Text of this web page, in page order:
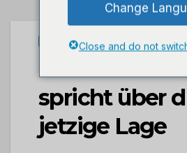
Herr Michael
spricht über
jetzige Lage
Change
Close and do not